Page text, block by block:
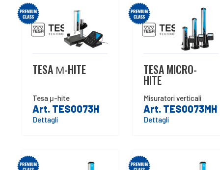
TESA Μ-HITE
Tesa μ-hite
Art. TES0073H
Dettagli
TESA MICRO-
HITE
Misuratori verticali
Art. TES0073MH
Dettagli